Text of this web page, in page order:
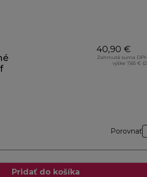
40,90 €
Zahrnutá suma
výške 7,65 €
Porovnať
Pridať do košíka